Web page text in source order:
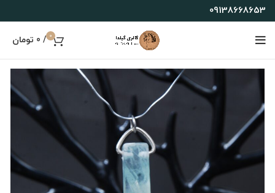
09138668653
0
/
0 تومان